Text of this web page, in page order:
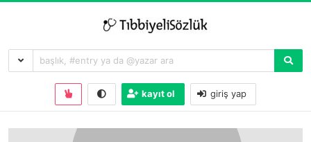
kayıt ol giriş yap